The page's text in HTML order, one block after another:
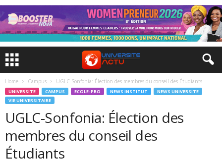
Home Campus UGLC-Sonfonia: Élection des membres du conseil des Étudiants
UNIVERSITE CAMPUS ECOLE-PRO NEWS INSTITUT
NEWS UNIVERSITE
VIE UNIVERSITAIRE
UGLC-Sonfonia: Élection des
membres du conseil des
Étudiants